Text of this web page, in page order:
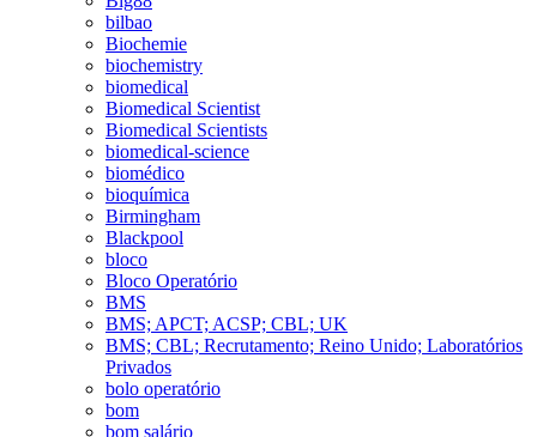
bilbao
Biochemie
biochemistry
biomedical
Biomedical Scientist
Biomedical Scientists
biomedical-science
biomédico
bioquímica
Birmingham
Blackpool
bloco
Bloco Operatório
BMS
BMS; APCT; ACSP; CBL; UK
BMS; CBL; Recrutamento; Reino Unido; Laboratórios
Privados
bolo operatório
bom
bom salário